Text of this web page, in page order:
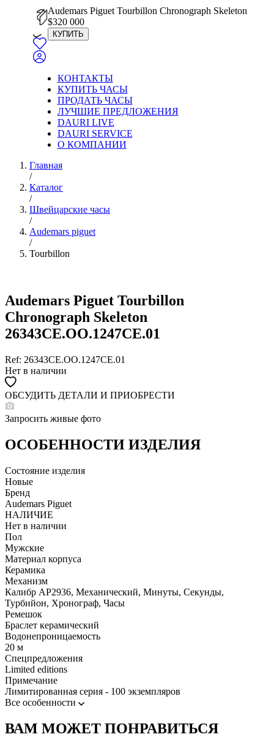
Audemars Piguet Tourbillon Chronograph Skeleton
$320 000
КУПИТЬ
КОНТАКТЫ
КУПИТЬ ЧАСЫ
ПРОДАТЬ ЧАСЫ
ЛУЧШИЕ ПРЕДЛОЖЕНИЯ
DAURI LIVE
DAURI SERVICE
О КОМПАНИИ
Главная
/
Каталог
/
Швейцарские часы
/
Audemars piguet
/
Tourbillon
Audemars Piguet Tourbillon
Chronograph Skeleton
26343CE.OO.1247CE.01
Ref: 26343CE.OO.1247CE.01
Нет в наличии
ОБСУДИТЬ ДЕТАЛИ И ПРИОБРЕСТИ
WHATSAPP
TELEGRAM
ПОЗВОНИТЬ
ЗАПРОС ЗВОНКА
Запросить живые фото
ОСОБЕННОСТИ ИЗДЕЛИЯ
Состояние изделия
Новые
Бренд
Audemars Piguet
НАЛИЧИЕ
Нет в наличии
Пол
Мужские
Материал корпуса
Керамика
Механизм
Калибр AP2936, Механический, Минуты, Секунды,
Турбийон, Хронограф, Часы
Ремешок
Браслет керамический
Водонепроницаемость
20 м
Спецпредложения
Limited editions
Примечание
Лимитированная серия - 100 экземпляров
Все особенности
ВАМ МОЖЕТ ПОНРАВИТЬСЯ